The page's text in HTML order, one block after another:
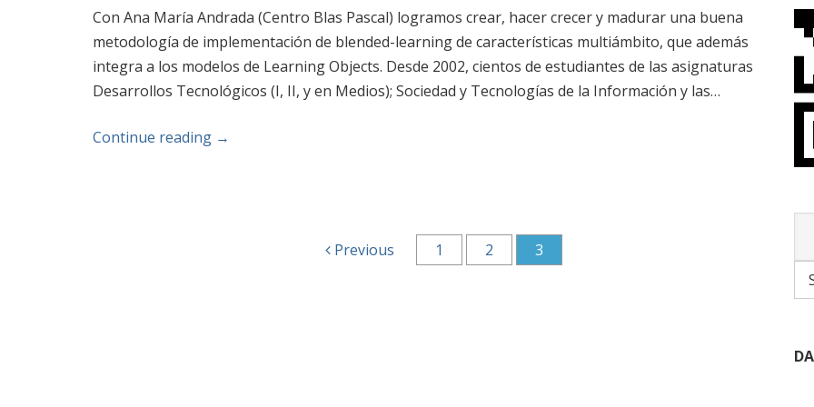
Con Ana María Andrada (Centro Blas Pascal) logramos crear, hacer crecer y madurar una buena
metodología de implementación de blended-learning de características multiámbito, que además
integra a los modelos de Learning Objects. Desde 2002, cientos de estudiantes de las asignaturas
Desarrollos Tecnológicos (I, II, y en Medios); Sociedad y Tecnologías de la Información y las…
Continue reading →
Previous 1 2 3